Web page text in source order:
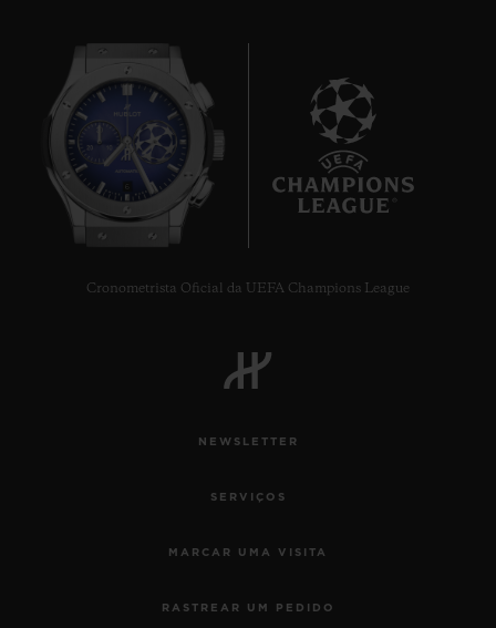
Cronometrista Oficial da UEFA Champions League
NEWSLETTER
SERVIÇOS
MARCAR UMA VISITA
RASTREAR UM PEDIDO